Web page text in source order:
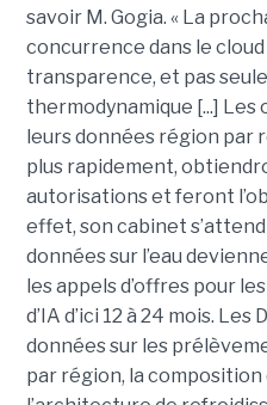
savoir M. Gogia. « La
concurrence dans le cloud
transparence, et pas
thermodynamique [...]
leurs données région par
plus rapidement,
autorisations et feront
effet, son cabinet
données sur l’eau
les appels d’offres pour
d’IA d’ici 12 à 24 mois.
données sur les
par région, la composition